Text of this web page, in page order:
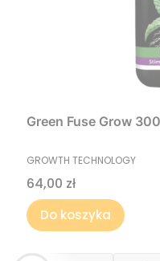
Green Fuse Grow
PRODUCENT
GROWTH TECHNOLOGY
Cena
64,00 zł
Do koszyka